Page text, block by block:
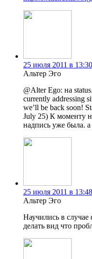
25 июля 2011 в 13:30
Альтер Эго
@Alter Ego: на
currently addressing
we’ll be back soon!
July 25) К моменту
надпись уже была.
25 июля 2011 в 13:48
Альтер Эго
Научились в случае
делать вид что